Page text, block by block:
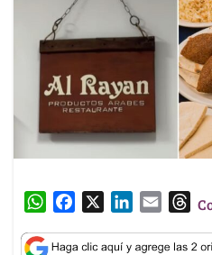
W
a
c
n
a
T
r